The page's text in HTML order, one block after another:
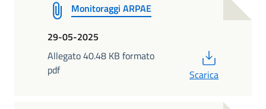
Monitoraggi ARPAE
29-05-2025
Allegato 40.48 KB formato
pdf
Scarica